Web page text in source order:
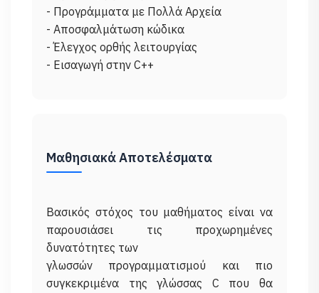
- Προγράμματα με Πολλά Αρχεία
- Αποσφαλμάτωση κώδικα
- Έλεγχος ορθής λειτουργίας
Μαθησιακά Αποτελέσματα
Βασικός στόχος του μαθήματος είναι να
παρουσιάσει τις προχωρημένες
δυνατότητες των
γλωσσών προγραμματισμού και πιο
συγκεκριμένα της γλώσσας C που θα